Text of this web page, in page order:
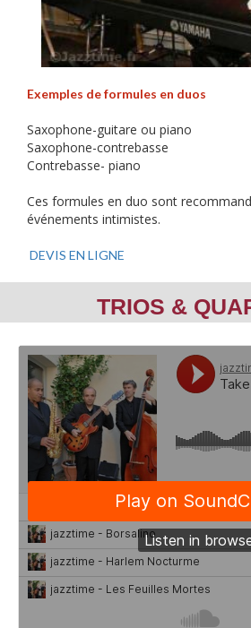
Exemples de formules en duos
Saxophone-guitare ou piano
Saxophone-contrebasse
Contrebasse- piano
Ces formules en duo sont
événements intimistes.
DEVIS EN LIGNE
TRIOS &